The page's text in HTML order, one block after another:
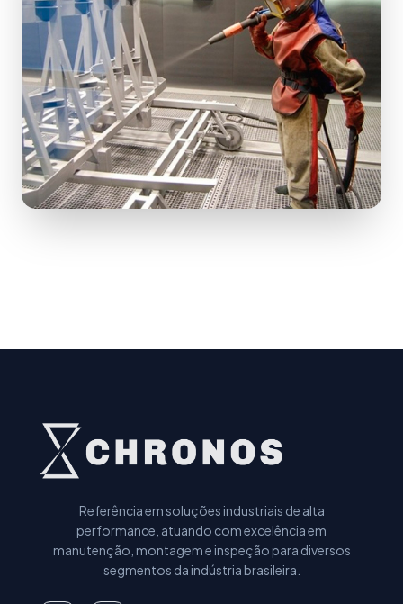
Referência em soluções industriais de alta
performance, atuando com excelência em
manutenção, montagem e inspeção para diversos
segmentos da indústria brasileira.